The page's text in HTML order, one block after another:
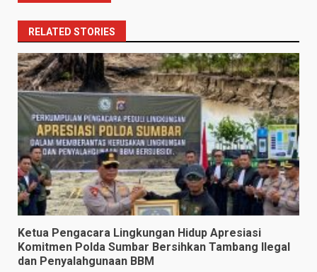
RELATED STORIES
Ketua Pengacara Lingkungan Hidup Apresiasi
Komitmen Polda Sumbar Bersihkan Tambang Ilegal
dan Penyalahgunaan BBM